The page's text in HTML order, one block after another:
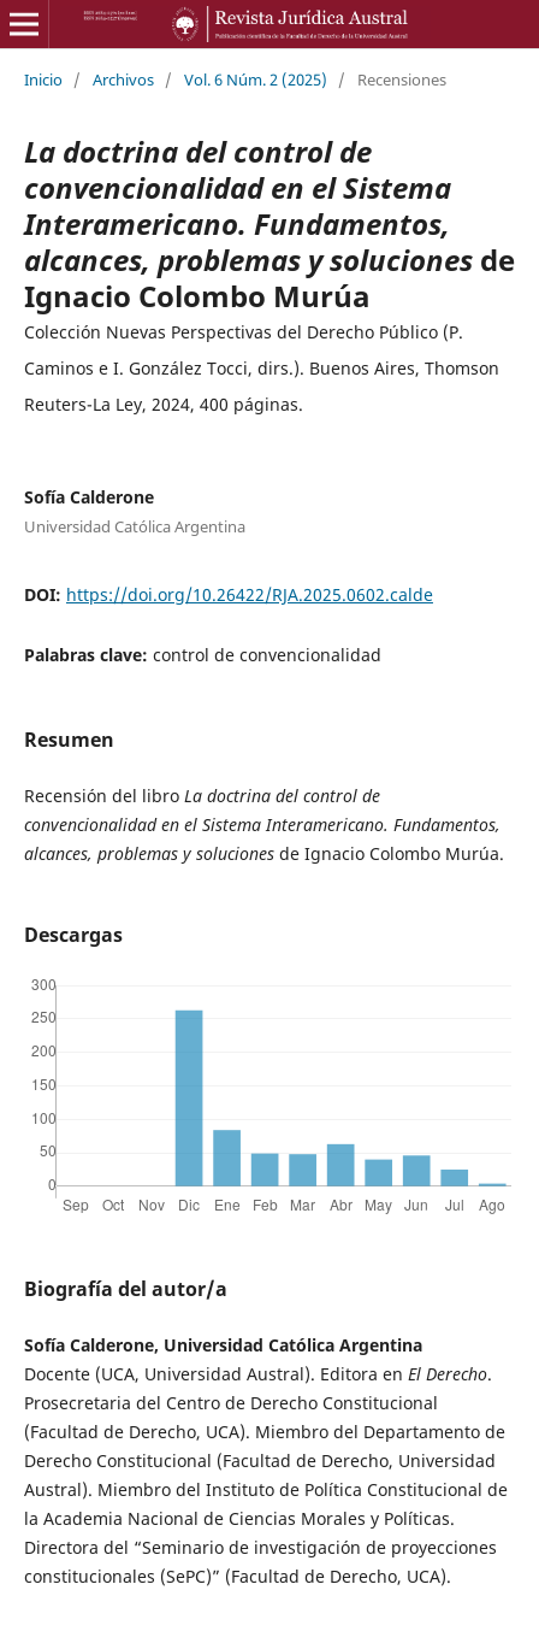
Inicio / Archivos / Vol. 6 Núm. 2 (2025) / Recensiones
La doctrina del control de
convencionalidad en el Sistema
Interamericano. Fundamentos,
alcances, problemas y soluciones de
Ignacio Colombo Murúa
Colección Nuevas Perspectivas del Derecho Público (P.
Caminos e I. González Tocci, dirs.). Buenos Aires, Thomson
Reuters-La Ley, 2024, 400 páginas.
Sofía Calderone
Universidad Católica Argentina
DOI: https://doi.org/10.26422/RJA.2025.0602.calde
Palabras clave: control de convencionalidad
Resumen
Recensión del libro La doctrina del control de
convencionalidad en el Sistema Interamericano. Fundamentos,
alcances, problemas y soluciones de Ignacio Colombo Murúa.
Descargas
Biografía del autor/a
Sofía Calderone, Universidad Católica Argentina
Docente (UCA, Universidad Austral). Editora en El Derecho.
Prosecretaria del Centro de Derecho Constitucional
(Facultad de Derecho, UCA). Miembro del Departamento de
Derecho Constitucional (Facultad de Derecho, Universidad
Austral). Miembro del Instituto de Política Constitucional de
la Academia Nacional de Ciencias Morales y Políticas.
Directora del “Seminario de investigación de proyecciones
constitucionales (SePC)” (Facultad de Derecho, UCA).